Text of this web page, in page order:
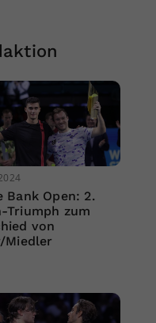
Bank Open: 2.
Triumph zum
von
Miedler